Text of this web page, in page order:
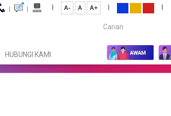
| | | A- A A+ | |
Carian...
HUBUNGI KAMI